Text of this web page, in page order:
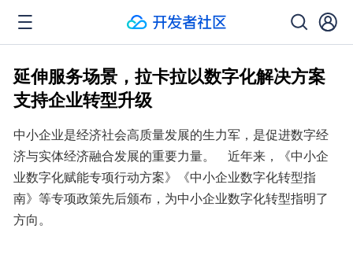
延伸服务场景，拉卡拉以数字化解决方案
支持企业转型升级
中小企业是经济社会高质量发展的生力军，是促进数字经
济与实体经济融合发展的重要力量。　近年来，《中小企
业数字化赋能专项行动方案》《中小企业数字化转型指
南》等专项政策先后颁布，为中小企业数字化转型指明了
方向。